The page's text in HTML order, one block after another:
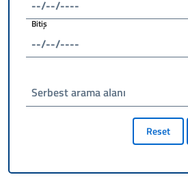
Bitiş
Serbest arama alanı
Reset